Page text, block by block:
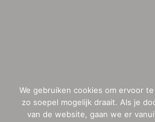
We gebruiken cookies om ervoor
zo soepel mogelijk draait. Als je
van de website, gaan we er